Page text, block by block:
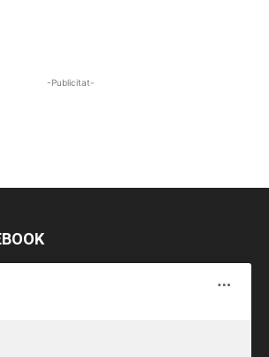
-Publicitat-